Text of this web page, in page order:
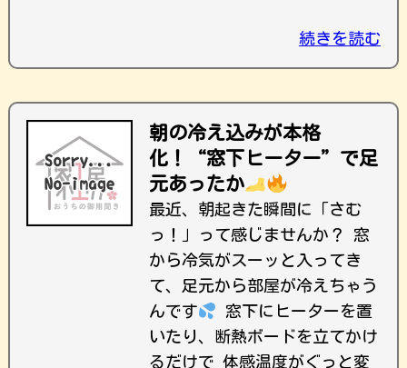
続きを読む
朝の冷え込みが本格
化！“窓下ヒーター”で足
元あったか
最近、朝起きた瞬間に「さむ
っ！」って感じませんか？ 窓
から冷気がスーッと入ってき
て、足元から部屋が冷えちゃう
んです
窓下にヒーターを置
いたり、断熱ボードを立てかけ
るだけで 体感温度がぐっと変